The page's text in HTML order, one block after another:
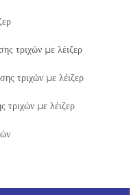
τριχών με λέιζερ
τριχών με λέιζερ
τριχών με λέιζερ